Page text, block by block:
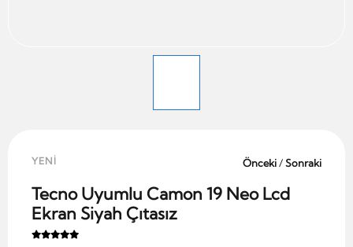
YENİ Önceki/Sonraki
Tecno Uyumlu Camon 19 Neo Lcd
Ekran Siyah Çıtasız